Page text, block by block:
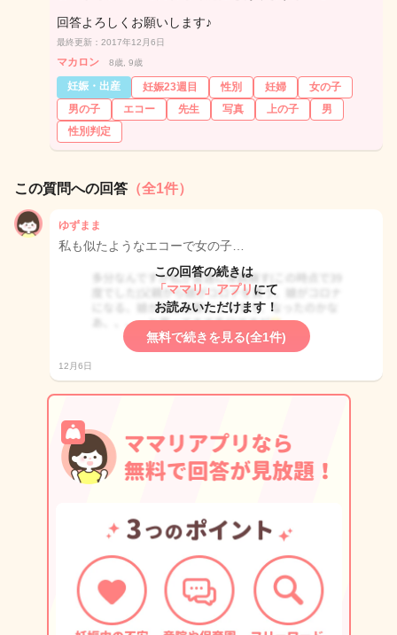
回答よろしくお願いします♪
最終更新：2017年12月6日
マカロン 8歳, 9歳
妊娠・出産 妊娠23週目 性別 妊婦
女の子
男の子
エコー 先生 写真 上の子
男
性別判定
この質問への回答 （全1件）
ゆずまま
私も似たようなエコーで女の子…
この回答の続きは
「ママリ」アプリ にて
お読みいただけます！
無料で続きを見る(全1件)
12月6日